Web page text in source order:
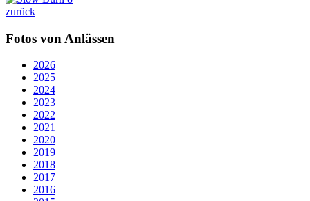
zurück
Fotos von Anlässen
2026
2025
2024
2023
2022
2021
2020
2019
2018
2017
2016